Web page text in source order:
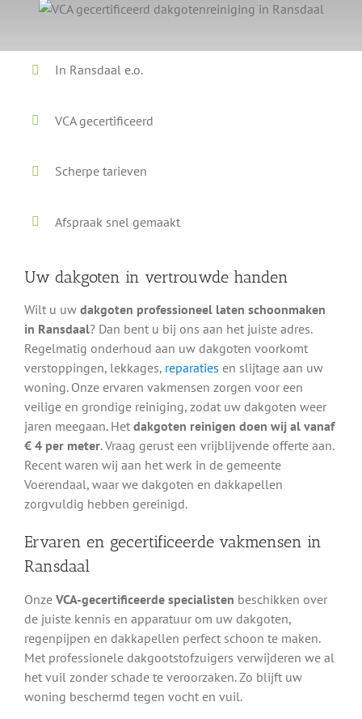
In Ransdaal e.o.
VCA gecertificeerd
Scherpe tarieven
Afspraak snel gemaakt
Uw dakgoten in vertrouwde handen
Wilt u uw dakgoten professioneel laten schoonmaken
in Ransdaal? Dan bent u bij ons aan het juiste adres.
Regelmatig onderhoud aan uw dakgoten voorkomt
verstoppingen, lekkages, reparaties en slijtage aan uw
woning. Onze ervaren vakmensen zorgen voor een
veilige en grondige reiniging, zodat uw dakgoten weer
jaren meegaan. Het dakgoten reinigen doen wij al vanaf
€ 4 per meter. Vraag gerust een vrijblijvende offerte aan.
Recent waren wij aan het werk in de gemeente
Voerendaal, waar we dakgoten en dakkapellen
zorgvuldig hebben gereinigd.
Ervaren en gecertificeerde vakmensen in
Ransdaal
Onze VCA-gecertificeerde specialisten beschikken over
de juiste kennis en apparatuur om uw dakgoten,
regenpijpen en dakkapellen perfect schoon te maken.
Met professionele dakgootstofzuigers verwijderen we al
het vuil zonder schade te veroorzaken. Zo blijft uw
woning beschermd tegen vocht en vuil.